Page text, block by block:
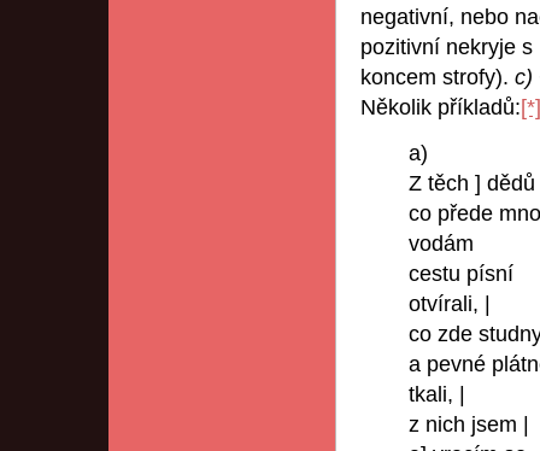
negativní, nebo
pozitivní nekryje
koncem strofy). c)
Několik příkladů:[*]
a)
Z těch ]
co přede
vodám
cestu písní
otvírali, |
co zde
a pevné
tkali, |
z nich jsem |